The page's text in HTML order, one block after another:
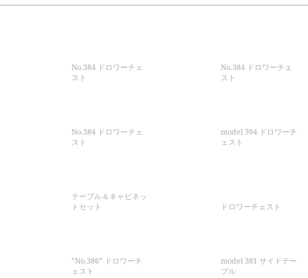
No.384 ドロワーチェ
スト
No.384 ドロワーチェ
スト
No.384 ドロワーチェ
スト
model 394 ドロワーチ
ェスト
テーブル＆キャビネッ
トセット
ドロワーチェスト
”No.386” ドロワーチ
ェスト
model 381 サイドテー
ブル